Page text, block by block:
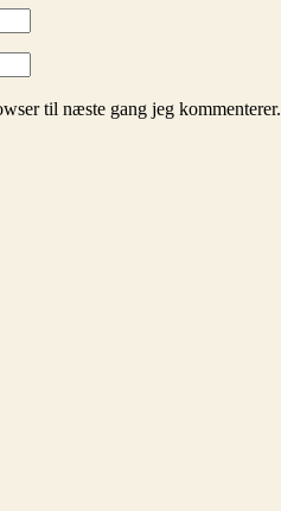
til næste gang jeg kommenterer.